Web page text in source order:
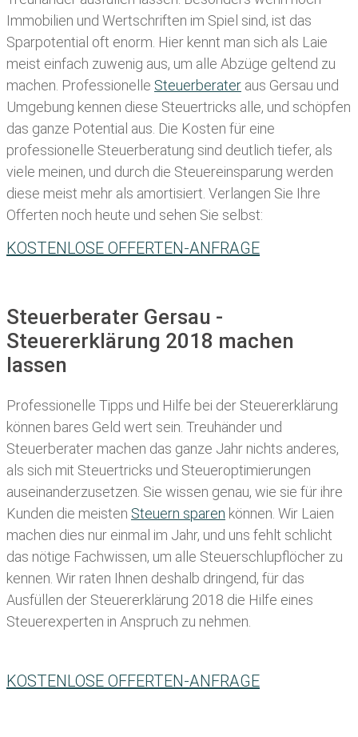
Immobilien und Wertschriften im Spiel sind, ist das
Sparpotential oft enorm. Hier kennt man sich als Laie
meist einfach zuwenig aus, um alle Abzüge geltend zu
machen. Professionelle Steuerberater aus Gersau und
Umgebung kennen diese Steuertricks alle, und schöpfen
das ganze Potential aus. Die Kosten für eine
professionelle Steuerberatung sind deutlich tiefer, als
viele meinen, und durch die Steuereinsparung werden
diese meist mehr als amortisiert. Verlangen Sie Ihre
Offerten noch heute und sehen Sie selbst:
KOSTENLOSE OFFERTEN-ANFRAGE
Steuerberater Gersau -
Steuererklärung 2018 machen
lassen
Professionelle Tipps und Hilfe bei der Steuererklärung
können bares Geld wert sein. Treuhänder und
Steuerberater machen das ganze Jahr nichts anderes,
als sich mit Steuertricks und Steueroptimierungen
auseinanderzusetzen. Sie wissen genau, wie sie für ihre
Kunden die meisten Steuern sparen können. Wir Laien
machen dies nur einmal im Jahr, und uns fehlt schlicht
das nötige Fachwissen, um alle Steuerschlupflöcher zu
kennen. Wir raten Ihnen deshalb dringend, für das
Ausfüllen der Steuererklärung 2018 die Hilfe eines
Steuerexperten in Anspruch zu nehmen.
KOSTENLOSE OFFERTEN-ANFRAGE